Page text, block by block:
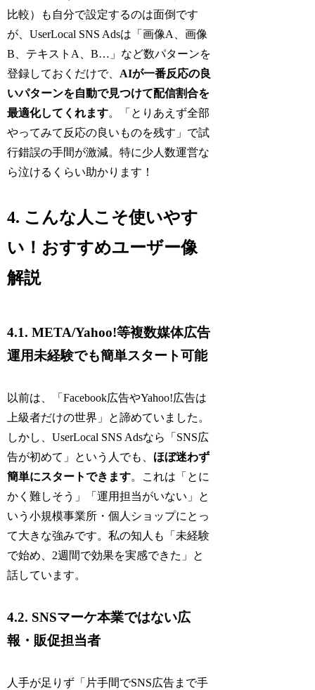
比較）も自分で設定するのは面倒です
が、UserLocal SNS Adsは「画像A、画像
B、テキストA、B…」など数パターンを
登録しておくだけで、 AIが一番反応の良
いパターンを自動で見つけて配信割合を
最適化してくれます。「とりあえず全部
やってみて反応の良いものを残す」で試
行錯誤の手間が激減。特に少人数運営な
ら泣けるくらい助かります！
4. こんな人こそ使いやす
い！おすすめユーザー像
解説
4.1. META/Yahoo!等複数媒体広告
運用未経験でも簡単スタート可能
以前は、「Facebook広告やYahoo!広告は
上級者だけの世界」と諦めていました。
しかし、UserLocal SNS Adsなら「SNS広
告が初めて」という人でも、 ほぼ迷わず
簡単にスタートできます。これは「とに
かく難しそう」「運用担当がいない」と
いう小規模事業所・個人ショップにとっ
て大きな強みです。私の知人も「未経験
で始め、2週間で効果を実感できた」と
話しています。
4.2. SNSマーケ本業ではない広
報・販促担当者
人手が足りず「片手間でSNS広告まで手